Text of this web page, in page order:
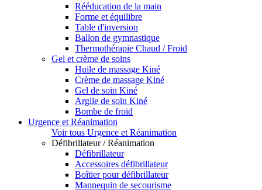
Rééducation de la main
Forme et équilibre
Table d'inversion
Ballon de gymnastique
Thermothérapie Chaud / Froid
Gel et crème de soins
Huile de massage Kiné
Crème de massage Kiné
Gel de soin Kiné
Argile de soin Kiné
Bombe de froid
Urgence et Réanimation
Voir tous Urgence et Réanimation
Défibrillateur / Réanimation
Défibrillateur
Accessoires défibrillateur
Boîtier pour défibrillateur
Mannequin de secourisme